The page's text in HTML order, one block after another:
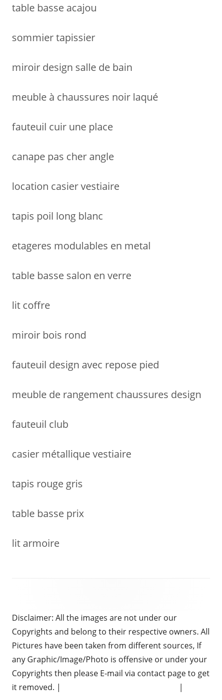
e
table basse acajou
sommier tapissier
miroir design salle de bain
meuble à chaussures noir laqué
fauteuil cuir une place
canape pas cher angle
location casier vestiaire
tapis poil long blanc
etageres modulables en metal
table basse salon en verre
lit coffre
miroir bois rond
fauteuil design avec repose pied
meuble de rangement chaussures design
fauteuil club
casier métallique vestiaire
tapis rouge gris
table basse prix
lit armoire
Disclaimer: All the images are not under our
Copyrights and belong to their respective owners. All
Pictures have been taken from different sources, If
any Graphic/Image/Photo is offensive or under your
Copyrights then please E-mail via contact page to get
it removed. |
|